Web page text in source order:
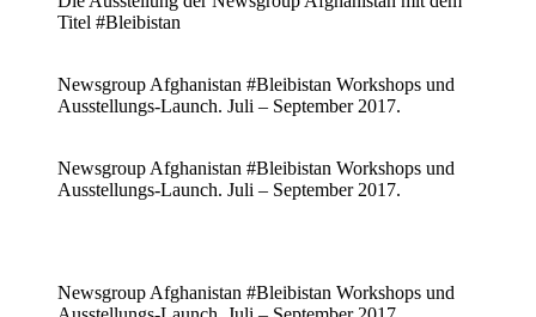
Titel #Bleibistan
Newsgroup Afghanistan #Bleibistan Workshops und
Ausstellungs-Launch. Juli – September 2017.
Newsgroup Afghanistan #Bleibistan Workshops und
Ausstellungs-Launch. Juli – September 2017.
Newsgroup Afghanistan #Bleibistan Workshops und